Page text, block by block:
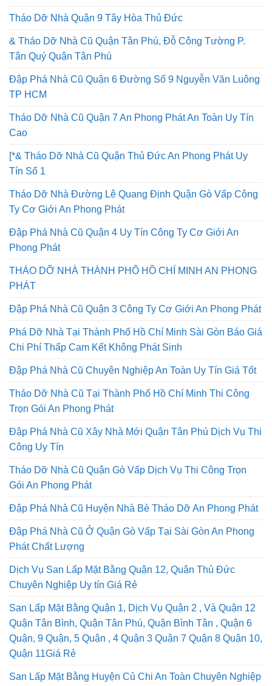
Tháo Dỡ Nhà Quận 9 Tây Hòa Thủ Đức
& Tháo Dỡ Nhà Cũ Quận Tân Phú, Đỗ Công Tường P.
Tân Quý Quận Tân Phú
Đập Phá Nhà Cũ Quận 6 Đường Số 9 Nguyễn Văn Luông
TP HCM
Tháo Dỡ Nhà Cũ Quận 7 An Phong Phát An Toàn Uy Tín
Cao
[*& Tháo Dỡ Nhà Cũ Quận Thủ Đức An Phong Phát Uy
Tín Số 1
Tháo Dỡ Nhà Đường Lê Quang Định Quận Gò Vấp Công
Ty Cơ Giới An Phong Phát
Đập Phá Nhà Cũ Quận 4 Uy Tín Công Ty Cơ Giới An
Phong Phát
THÁO DỠ NHÀ THÀNH PHỐ HỒ CHÍ MINH AN PHONG
PHÁT
Đập Phá Nhà Cũ Quận 3 Công Ty Cơ Giới An Phong Phát
Phá Dỡ Nhà Tại Thành Phố Hồ Chí Minh Sài Gòn Báo Giá
Chi Phí Thấp Cam Kết Không Phát Sinh
Đập Phá Nhà Cũ Chuyên Nghiệp An Toàn Uy Tín Giá Tốt
Tháo Dỡ Nhà Cũ Tại Thành Phố Hồ Chí Minh Thi Công
Trọn Gói An Phong Phát
Đập Phá Nhà Cũ Xây Nhà Mới Quận Tân Phú Dịch Vụ Thi
Công Uy Tín
Tháo Dỡ Nhà Cũ Quận Gò Vấp Dịch Vụ Thi Công Trọn
Gói An Phong Phát
Đập Phá Nhà Cũ Huyện Nhà Bè Tháo Dỡ An Phong Phát
Đập Phá Nhà Cũ Ở Quận Gò Vấp Tại Sài Gòn An Phong
Phát Chất Lượng
Dịch Vụ San Lấp Mặt Bằng Quận 12, Quận Thủ Đức
Chuyên Nghiệp Uy tín Giá Rẻ
San Lấp Mặt Bằng Quận 1, Dịch Vụ Quận 2 , Và Quận 12
Quận Tân Bình, Quận Tân Phú, Quận Bình Tân , Quận 6
Quận, 9 Quận, 5 Quận , 4 Quận 3 Quận 7 Quận 8 Quận 10,
Quận 11Giá Rẻ
San Lấp Mặt Bằng Huyện Củ Chi An Toàn Chuyên Nghiệp